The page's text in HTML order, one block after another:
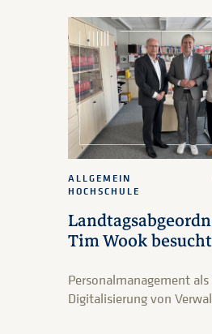
Tim Wook
ALLGEMEIN
HOCHSCHULE
Personalmanagement
Digitalisierung von